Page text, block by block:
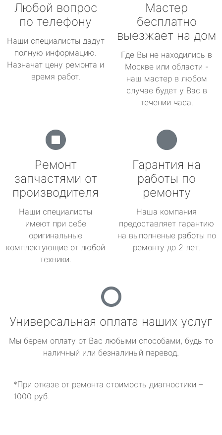
Любой вопрос
по телефону
Наши специалисты дадут
полную информацию.
Назначат цену ремонта и
время работ.
Мастер
бесплатно
выезжает на дом
Где Вы не находились в
Москве или области -
наш мастер в любом
случае будет у Вас в
течении часа.
Ремонт
запчастями от
производителя
Наши специалисты
имеют при себе
оригинальные
комплектующие от любой
техники.
Гарантия на
работы по
ремонту
Наша компания
предоставляет гарантию
на выполненые работы по
ремонту до 2 лет.
Универсальная оплата наших услуг
Мы берем оплату от Вас любыми способами, будь то
наличный или безналиный перевод.
*При отказе от ремонта стоимость диагностики –
1000 руб.